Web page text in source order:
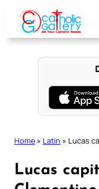
content
Home » Latin » Lucas
Lucas